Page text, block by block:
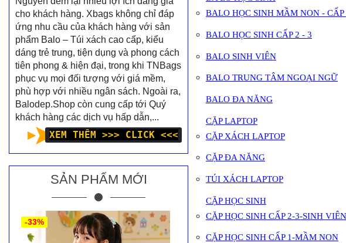
BALO HỌC SINH MẦM NON - CẤP
BALO HỌC SINH CẤP 2 - 3
BALO SINH VIÊN
BALO TRUNG TÂM NGOẠI NGỮ
BALO ĐA NĂNG
CẶP LAPTOP
CẶP XÁCH LAPTOP
CẶP ĐA NĂNG
TÚI XÁCH LAPTOP
CẶP HỌC SINH
CẶP HỌC SINH CẤP 2-3-SINH VIÊN
CẶP HỌC SINH CẤP 1-MẦM NON
cho khách hàng. Xbags không chỉ đáp
ứng nhu cầu của khách hàng với sản
phẩm Balo – Túi xách cao cấp, kiểu
dáng trẻ trung, tiện dụng và phong cách
tiên phong & hiện đại, trong khi TNBags
phục vụ mọi đối tượng với giá mềm,
phù hợp với nhiều ngân sách. Ngoài ra,
Balodep.Shop còn cung cấp tới Quý
khách hàng các dịch vụ hấp dẫn,...
XEM THÊM >>> CLICK <<<
SẢN PHẨM MỚI
-33%